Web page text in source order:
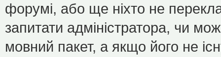
форумі, або ще ніхто не
запитати адміністратора, чи
мовний пакет, а якщо його не